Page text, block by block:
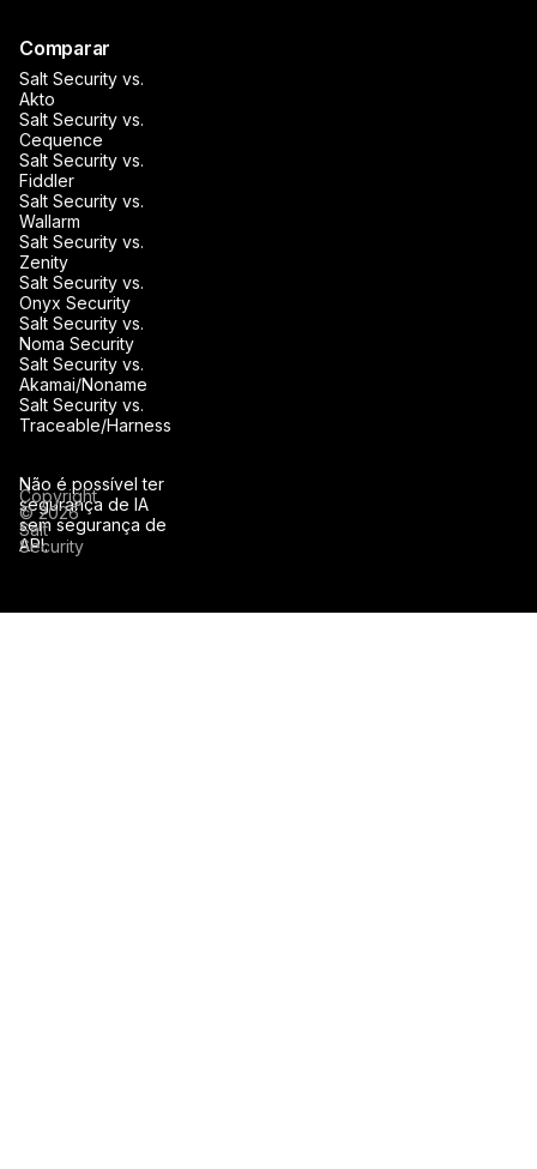
Não é possível ter
segurança de IA
sem segurança de
API.
Comparar
Salt Security vs.
Akto
Salt Security vs.
Cequence
Salt Security vs.
Fiddler
Salt Security vs.
Wallarm
Salt Security vs.
Zenity
Salt Security vs.
Onyx Security
Salt Security vs.
Noma Security
Salt Security vs.
Akamai/Noname
Salt Security vs.
Traceable/Harness
Copyright
© 2026
Salt
Security